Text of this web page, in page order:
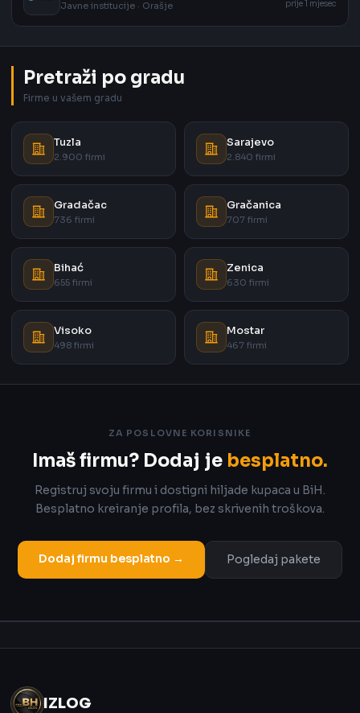
Javne institucije · Orašje
prije 1 mjesec
Pretraži po gradu
Firme u vašem gradu
Tuzla
2.900 firmi
Sarajevo
2.840 firmi
Gradačac
736 firmi
Gračanica
707 firmi
Bihać
655 firmi
Zenica
630 firmi
Visoko
498 firmi
Mostar
467 firmi
ZA POSLOVNE KORISNIKE
Imaš firmu? Dodaj je besplatno.
Registruj svoju firmu i dostigni hiljade kupaca u BiH.
Besplatno kreiranje profila, bez skrivenih troškova.
Dodaj firmu besplatno → Pogledaj pakete
IZLOG